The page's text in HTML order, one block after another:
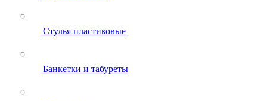
Стулья пластиковые
Банкетки и табуреты